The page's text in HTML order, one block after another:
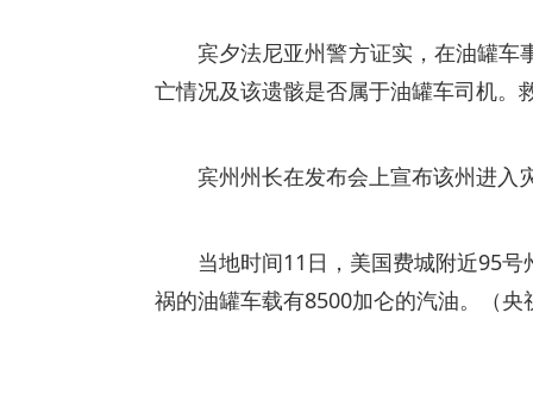
宾夕法尼亚州警方证实，在油罐
亡情况及该遗骸是否属于油罐车司机。
宾州州长在发布会上宣布该州进入
当地时间11日，美国费城附近95
祸的油罐车载有8500加仑的汽油。（央